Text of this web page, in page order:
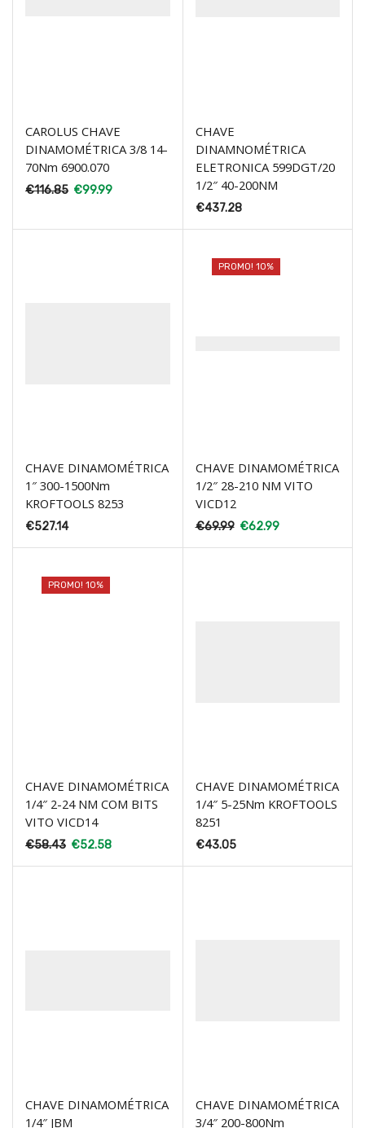
CAROLUS CHAVE
DINAMOMÉTRICA 3/8 14-
70Nm 6900.070
€116.85 €99.99
CHAVE
DINAMNOMÉTRICA
ELETRONICA 599DGT/20
1/2″ 40-200NM
€437.28
CHAVE DINAMOMÉTRICA
1″ 300-1500Nm
KROFTOOLS 8253
€527.14
PROMO! 10%
CHAVE DINAMOMÉTRICA
1/2″ 28-210 NM VITO
VICD12
€69.99 €62.99
PROMO! 10%
CHAVE DINAMOMÉTRICA
1/4″ 2-24 NM COM BITS
VITO VICD14
€58.43 €52.58
CHAVE DINAMOMÉTRICA
1/4″ 5-25Nm KROFTOOLS
8251
€43.05
CHAVE DINAMOMÉTRICA
1/4″ JBM
CHAVE DINAMOMÉTRICA
3/4″ 200-800Nm